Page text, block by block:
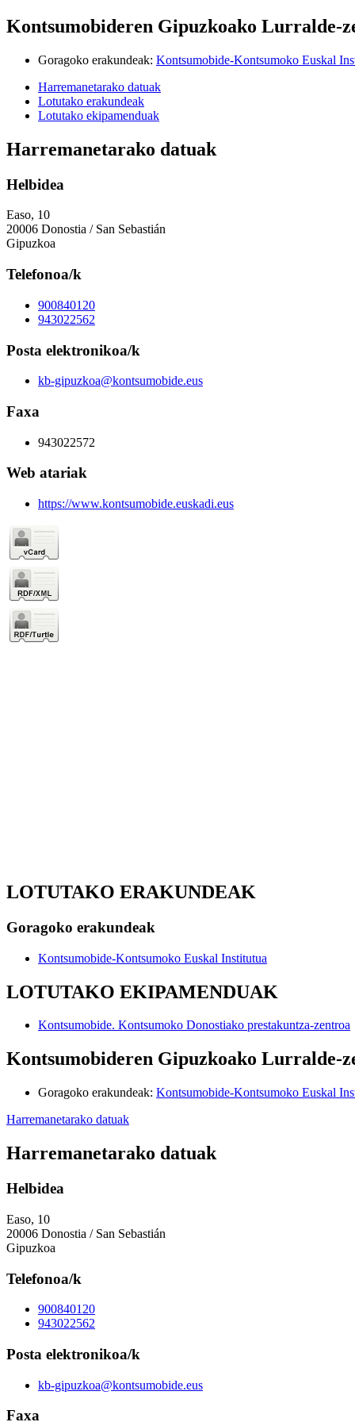
Kontsumobideren Gipuzkoako Lurralde-
Goragoko erakundeak: Kontsumobide-Kontsumoko Euskal
Harremanetarako datuak
Lotutako erakundeak
Lotutako ekipamenduak
Harremanetarako datuak
Helbidea
Easo, 10
20006 Donostia / San Sebastián
Gipuzkoa
Telefonoa/k
900840120
943022562
Posta elektronikoa/k
kb-gipuzkoa@kontsumobide.eus
Faxa
943022572
Web atariak
https://www.kontsumobide.euskadi.eus
LOTUTAKO ERAKUNDEAK
Goragoko erakundeak
Kontsumobide-Kontsumoko Euskal Institutua
LOTUTAKO EKIPAMENDUAK
Kontsumobide. Kontsumoko Donostiako prestakuntza-zentroa
Kontsumobideren Gipuzkoako Lurralde-
Goragoko erakundeak: Kontsumobide-Kontsumoko Euskal
Harremanetarako datuak
Harremanetarako datuak
Helbidea
Easo, 10
20006 Donostia / San Sebastián
Gipuzkoa
Telefonoa/k
900840120
943022562
Posta elektronikoa/k
kb-gipuzkoa@kontsumobide.eus
Faxa